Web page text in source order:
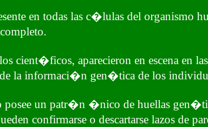
en todas las c�lulas del organismo
cient�ficos, aparecieron en escena
la informaci�n gen�tica de los
un patr�n �nico de huellas
confirmarse o descartarse lazos de